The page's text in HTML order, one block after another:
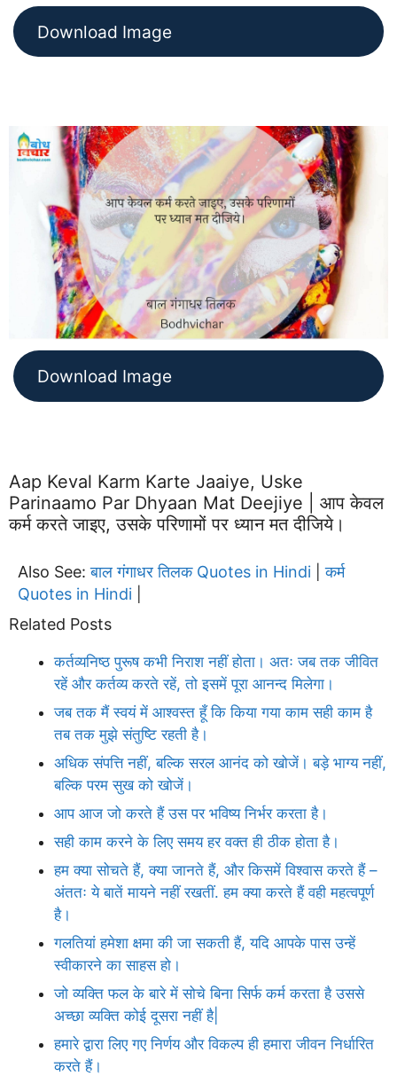
Download Image
Download Image
Aap Keval Karm Karte Jaaiye, Uske
Parinaamo Par Dhyaan Mat Deejiye | आप केवल
कर्म करते जाइए, उसके परिणामों पर ध्यान मत दीजिये।
Also See:बाल गंगाधर तिलक Quotes in Hindi |कर्म
Quotes in Hindi
Related Posts
कर्तव्यनिष्ठ पुरूष कभी निराश नहीं होता। अतः जब तक जीवित
रहें और कर्तव्य करते रहें, तो इसमें पूरा आनन्द मिलेगा।
जब तक मैं स्वयं में आश्वस्त हूँ कि किया गया काम सही काम है
तब तक मुझे संतुष्टि रहती है।
अधिक संपत्ति नहीं, बल्कि सरल आनंद को खोजें। बड़े भाग्य नहीं,
बल्कि परम सुख को खोजें।
आप आज जो करते हैं उस पर भविष्य निर्भर करता है।
सही काम करने के लिए समय हर वक्त ही ठीक होता है।
हम क्या सोचते हैं, क्या जानते हैं, और किसमें विश्वास करते हैं –
अंततः ये बातें मायने नहीं रखतीं. हम क्या करते हैं वही महत्वपूर्ण
है।
गलतियां हमेशा क्षमा की जा सकती हैं, यदि आपके पास उन्हें
स्वीकारने का साहस हो।
जो व्यक्ति फल के बारे में सोचे बिना सिर्फ कर्म करता है उससे
अच्छा व्यक्ति कोई दूसरा नहीं है|
हमारे द्वारा लिए गए निर्णय और विकल्प ही हमारा जीवन निर्धारित
करते हैं।